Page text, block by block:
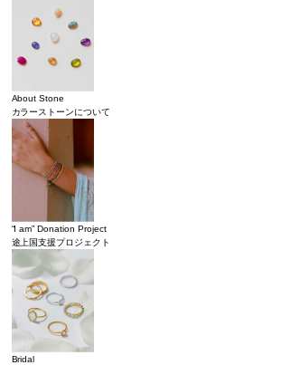
About Stone
カラーストーンについて
“I am” Donation Project
途上国支援プロジェクト
Bridal